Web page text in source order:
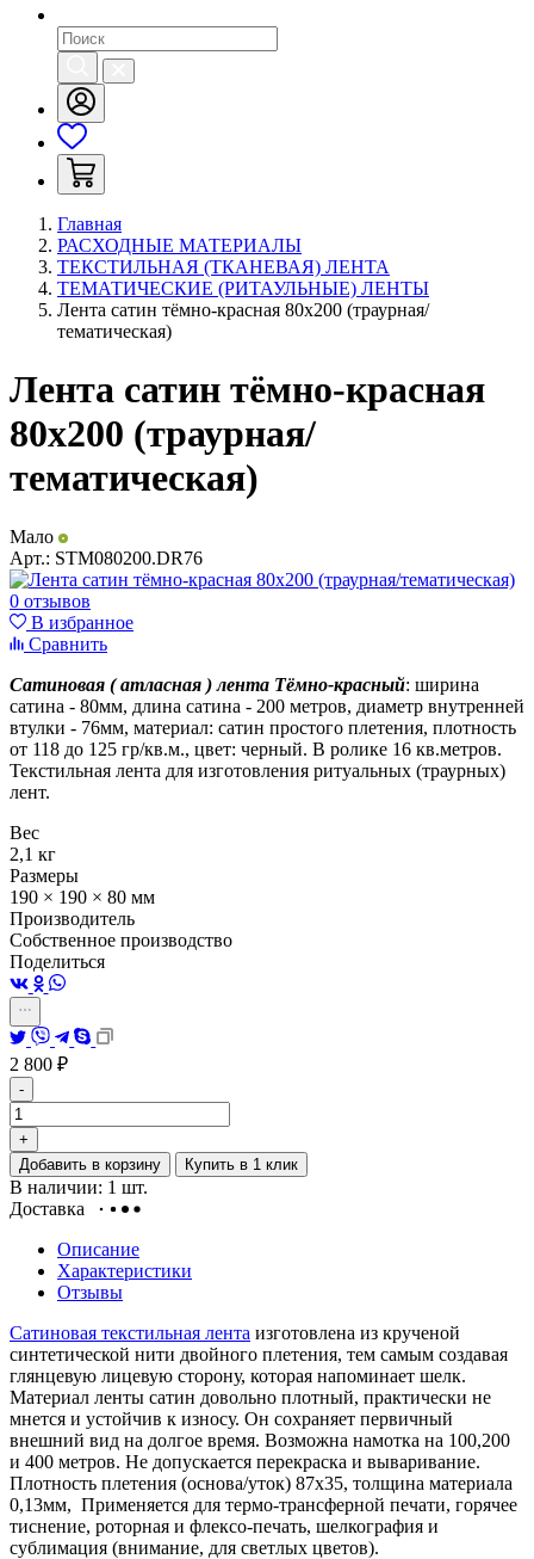
Главная
РАСХОДНЫЕ МАТЕРИАЛЫ
ТЕКСТИЛЬНАЯ (ТКАНЕВАЯ) ЛЕНТА
ТЕМАТИЧЕСКИЕ (РИТАУЛЬНЫЕ) ЛЕНТЫ
Лента сатин тёмно-красная 80х200 (траурная/
тематическая)
Лента сатин тёмно-красная
80х200 (траурная/
тематическая)
Мало
Арт.: STM080200.DR76
0 отзывов
В избранное
Сравнить
Сатиновая ( атласная ) лента Тёмно-красный: ширина
сатина - 80мм, длина сатина - 200 метров, диаметр внутренней
втулки - 76мм, материал: сатин простого плетения, плотность
от 118 до 125 гр/кв.м., цвет: черный. В ролике 16 кв.метров.
Текстильная лента для изготовления ритуальных (траурных)
лент.
Вес
2,1 кг
Размеры
190 × 190 × 80 мм
Производитель
Собственное производство
Поделиться
2 800 ₽
-
+
Добавить в корзину
Купить в 1 клик
В наличии: 1 шт.
Доставка
Описание
Характеристики
Отзывы
Сатиновая текстильная лента изготовлена из крученой
синтетической нити двойного плетения, тем самым создавая
глянцевую лицевую сторону, которая напоминает шелк.
Материал ленты сатин довольно плотный, практически не
мнется и устойчив к износу. Он сохраняет первичный
внешний вид на долгое время. Возможна намотка на 100,200
и 400 метров. Не допускается перекраска и вываривание.
Плотность плетения (основа/уток) 87х35, толщина материала
0,13мм, Применяется для термо-трансферной печати, горячее
тиснение, роторная и флексо-печать, шелкография и
сублимация (внимание, для светлых цветов).